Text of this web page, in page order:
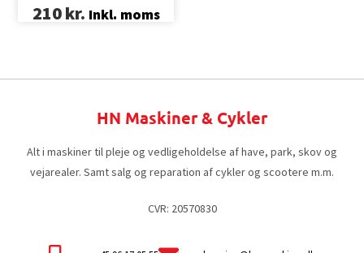
210kr. Inkl. moms
HN Maskiner & Cykler
Alt i maskiner til pleje og vedligeholdelse af have, park, skov og
vejarealer. Samt salg og reparation af cykler og scootere m.m.
CVR: 20570830